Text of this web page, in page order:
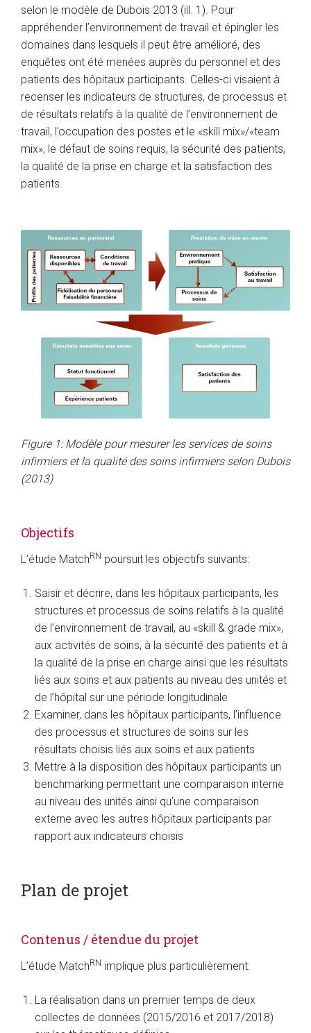
selon le modèle de Dubois 2013 (ill. 1). Pour
appréhender l’environnement de travail et épingler les
domaines dans lesquels il peut être amélioré, des
enquêtes ont été menées auprès du personnel et des
patients des hôpitaux participants. Celles-ci visaient à
recenser les indicateurs de structures, de processus et
de résultats relatifs à la qualité de l’environnement de
travail, l’occupation des postes et le «skill mix»/«team
mix», le défaut de soins requis, la sécurité des patients,
la qualité de la prise en charge et la satisfaction des
patients.
Figure 1: Modèle pour mesurer les services de soins
infirmiers et la qualité des soins infirmiers selon Dubois
(2013)
Objectifs
L’étude MatchRN poursuit les objectifs suivants:
Saisir et décrire, dans les hôpitaux participants, les
structures et processus de soins relatifs à la qualité
de l’environnement de travail, au «skill & grade mix»,
aux activités de soins, à la sécurité des patients et à
la qualité de la prise en charge ainsi que les résultats
liés aux soins et aux patients au niveau des unités et
de l’hôpital sur une période longitudinale
Examiner, dans les hôpitaux participants, l’influence
des processus et structures de soins sur les
résultats choisis liés aux soins et aux patients
Mettre à la disposition des hôpitaux participants un
benchmarking permettant une comparaison interne
au niveau des unités ainsi qu’une comparaison
externe avec les autres hôpitaux participants par
rapport aux indicateurs choisis
Plan de projet
Contenus / étendue du projet
L’étude MatchRN implique plus particulièrement:
La réalisation dans un premier temps de deux
collectes de données (2015/2016 et 2017/2018)